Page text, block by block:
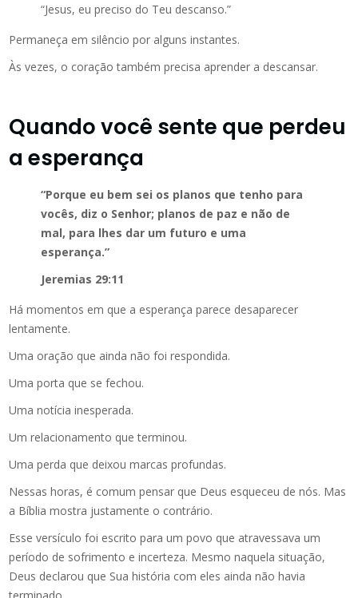
“Jesus, eu preciso do Teu descanso.”
Permaneça em silêncio por alguns instantes.
Às vezes, o coração também precisa aprender a descansar.
Quando você sente que perdeu
a esperança
“Porque eu bem sei os planos que tenho para
vocês, diz o Senhor; planos de paz e não de
mal, para lhes dar um futuro e uma
esperança.”
Jeremias 29:11
Há momentos em que a esperança parece desaparecer
lentamente.
Uma oração que ainda não foi respondida.
Uma porta que se fechou.
Uma notícia inesperada.
Um relacionamento que terminou.
Uma perda que deixou marcas profundas.
Nessas horas, é comum pensar que Deus esqueceu de nós. Mas
a Bíblia mostra justamente o contrário.
Esse versículo foi escrito para um povo que atravessava um
período de sofrimento e incerteza. Mesmo naquela situação,
Deus declarou que Sua história com eles ainda não havia
terminado.